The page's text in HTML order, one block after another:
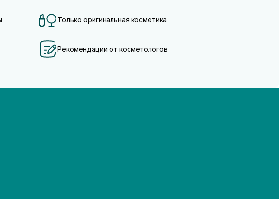
Только оригинальная косметика
Рекомендации от косметологов